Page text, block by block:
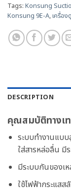
Tags: Konsung
Konsung 9E-A,เครื่อ
DESCRIPTION
คุณสมบัติทางเ
ระบบทำงานแบ
ใส่สารหล่อลื่น มี
มีระบบกันของเ
ใช้ไฟฟ้ากระแส